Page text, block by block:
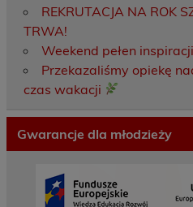
REKRUTACJA NA ROK
TRWA!
Weekend pełen
Przekazaliśmy opiekę
czas wakacji
Gwarancje dla młodzieży